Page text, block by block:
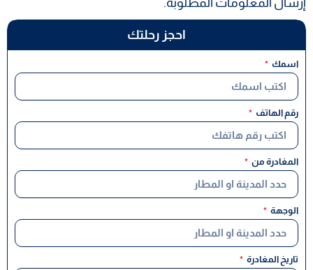
احجز رحلتك
اسمك
رقم الهاتف
المغادرة من
الوجهة
تاريخ المغادرة